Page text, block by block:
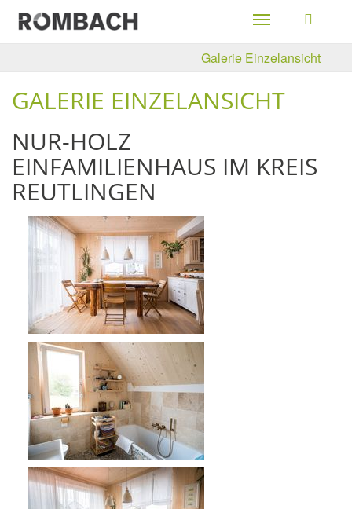
Toggle
navigation
Galerie Einzelansicht
GALERIE EINZELANSICHT
NUR-HOLZ
EINFAMILIENHAUS IM KREIS
REUTLINGEN